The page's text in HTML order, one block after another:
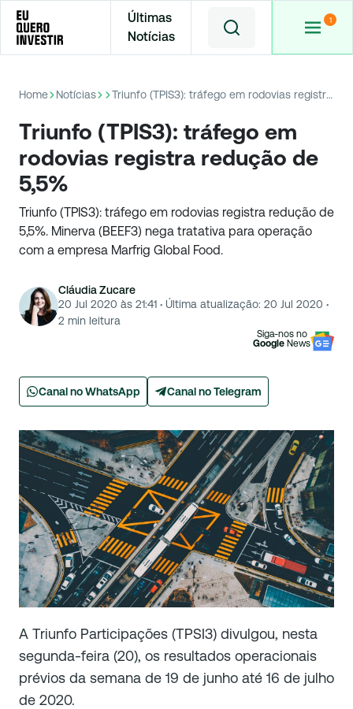
Últimas
Notícias
Home Notícias Triunfo (TPIS3): tráfego em rodovias registra redução de 5,5%
Triunfo (TPIS3): tráfego em
rodovias registra redução de
5,5%
Triunfo (TPIS3): tráfego em rodovias registra redução de
5,5%. Minerva (BEEF3) nega tratativa para operação
com a empresa Marfrig Global Food.
Cláudia Zucare
20 Jul 2020 às 21:41 · Última atualização: 20 Jul 2020 ·
2 min leitura
Siga-nos no
Google News
Canal no WhatsApp Canal no Telegram
A Triunfo Participações (TPSI3) divulgou, nesta
segunda-feira (20), os resultados operacionais
prévios da semana de 19 de junho até 16 de julho
de 2020.